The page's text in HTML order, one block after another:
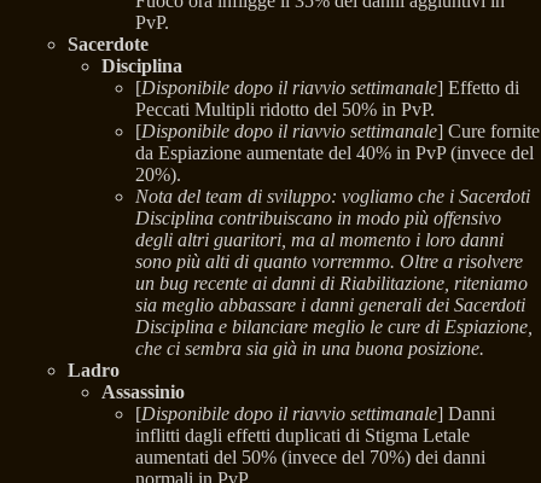
PvP.
Sacerdote
Disciplina
[Disponibile dopo il riavvio settimanale] Effetto di
Peccati Multipli ridotto del 50% in PvP.
[Disponibile dopo il riavvio settimanale] Cure fornite
da Espiazione aumentate del 40% in PvP (invece del
20%).
Nota del team di sviluppo: vogliamo che i Sacerdoti
Disciplina contribuiscano in modo più offensivo
degli altri guaritori, ma al momento i loro danni
sono più alti di quanto vorremmo. Oltre a risolvere
un bug recente ai danni di Riabilitazione, riteniamo
sia meglio abbassare i danni generali dei Sacerdoti
Disciplina e bilanciare meglio le cure di Espiazione,
che ci sembra sia già in una buona posizione.
Ladro
Assassinio
[Disponibile dopo il riavvio settimanale] Danni
inflitti dagli effetti duplicati di Stigma Letale
aumentati del 50% (invece del 70%) dei danni